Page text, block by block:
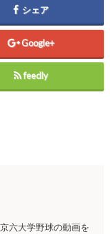
シェア
Google+
feedly
六大学野球の動画を